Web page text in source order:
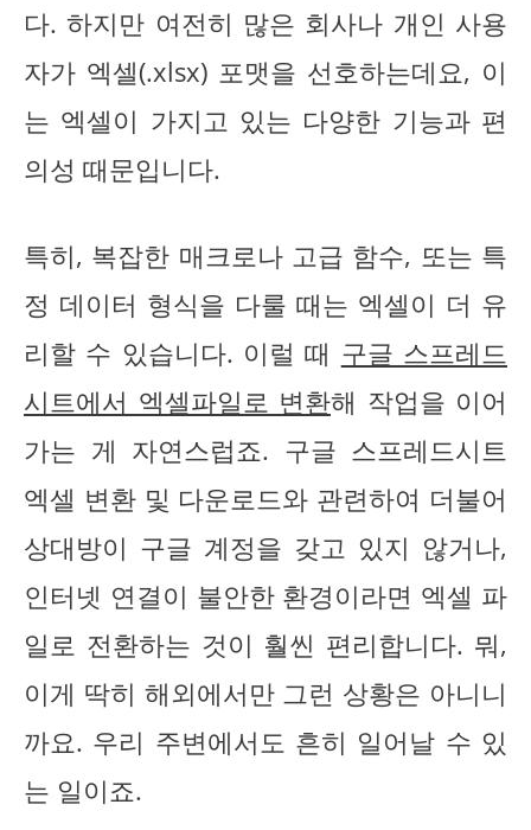
다. 하지만 여전히 많은 회사나 개인 사용
자가 엑셀(.xlsx) 포맷을 선호하는데요, 이
는 엑셀이 가지고 있는 다양한 기능과 편
의성 때문입니다.
특히, 복잡한 매크로나 고급 함수, 또는 특
정 데이터 형식을 다룰 때는 엑셀이 더 유
리할 수 있습니다. 이럴 때 구글 스프레드
시트에서 엑셀파일로 변환해 작업을 이어
가는 게 자연스럽죠. 구글 스프레드시트
엑셀 변환 및 다운로드와 관련하여 더불어
상대방이 구글 계정을 갖고 있지 않거나,
인터넷 연결이 불안한 환경이라면 엑셀 파
일로 전환하는 것이 훨씬 편리합니다. 뭐,
이게 딱히 해외에서만 그런 상황은 아니니
까요. 우리 주변에서도 흔히 일어날 수 있
는 일이죠.